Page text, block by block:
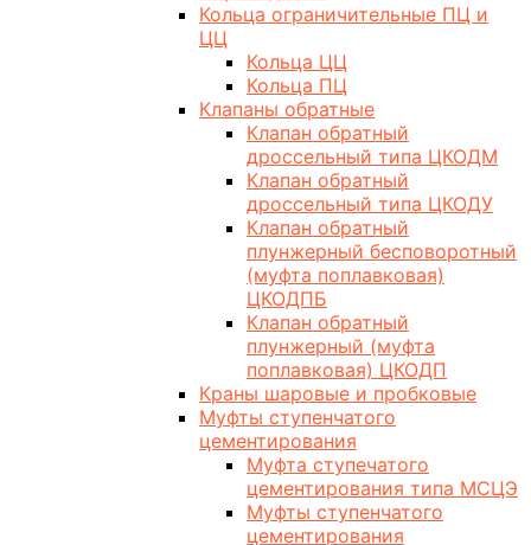
Кольца ограничительные ПЦ и
ЦЦ
Кольца ЦЦ
Кольца ПЦ
Клапаны обратные
Клапан обратный
дроссельный типа ЦКОДМ
Клапан обратный
дроссельный типа ЦКОДУ
Клапан обратный
плунжерный бесповоротный
(муфта поплавковая)
ЦКОДПБ
Клапан обратный
плунжерный (муфта
поплавковая) ЦКОДП
Краны шаровые и пробковые
Муфты ступенчатого
цементирования
Муфта ступечатого
цементирования типа МСЦЭ
Муфты ступенчатого
цементирования